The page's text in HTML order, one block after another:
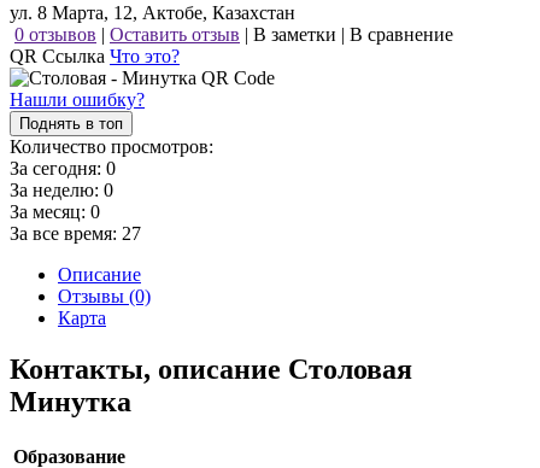
ул. 8 Марта, 12, Актобе, Казахстан
0 отзывов | Оставить отзыв | В заметки | В сравнение
QR Ссылка Что это?
Нашли ошибку?
Поднять в топ
Количество просмотров:
За сегодня: 0
За неделю: 0
За месяц: 0
За все время: 27
Описание
Отзывы (0)
Карта
Контакты, описание Столовая
Минутка
Образование